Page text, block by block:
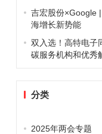
吉宏股份×Google
海增长新势能
双入选！高特电子
碳服务机构和优秀
分类
2025年两会专题